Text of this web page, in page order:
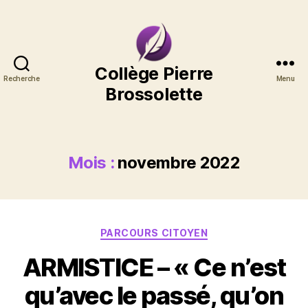
Recherche
Collège
Pierre
Brossolette
Collège Pierre
Brossolette
Menu
Mois : novembre 2022
Catégories
PARCOURS CITOYEN
ARMISTICE – « Ce n’est
qu’avec le passé, qu’on